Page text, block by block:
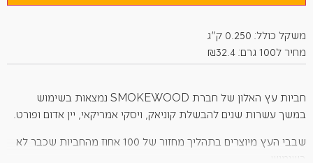
למוצר
משקל כולל: 0.250 ק"ג
מחיר ל100 גרם: ₪32.4
חביות עץ האלון של חברת SMOKEWOOD נמצאות בשימוש
במשך עשרות שנים להבשלת קוניאק, ויסקי אמריקאי, יין אדום ופורט.
שבבי העץ מיוצרים בתהליך מחזור של 100 אחוז מהחביות שכבר לא